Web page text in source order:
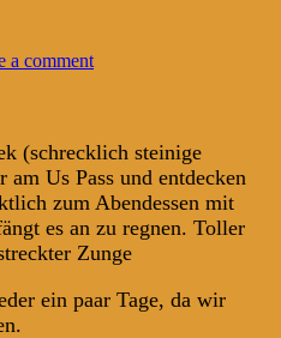
a comment
(schrecklich steinige
Us Pass und entdecken
zum Abendessen mit
es an zu regnen. Toller
ein paar Tage, da wir